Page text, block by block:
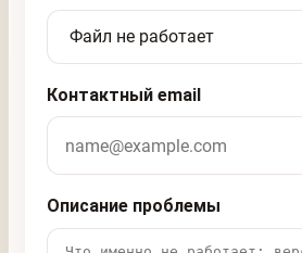
Контактный email
Описание проблемы